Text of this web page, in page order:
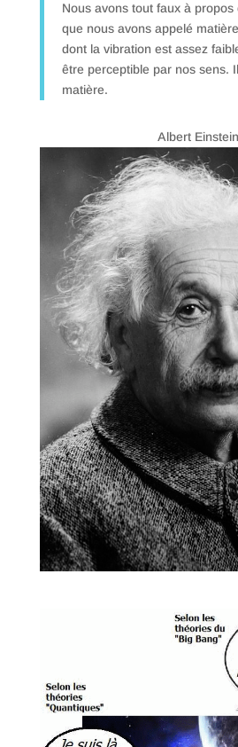
Nous avons tout faux à propos
que nous avons appelé
dont la vibration est assez
être perceptible par nos sens.
matière.
Albert Einstein